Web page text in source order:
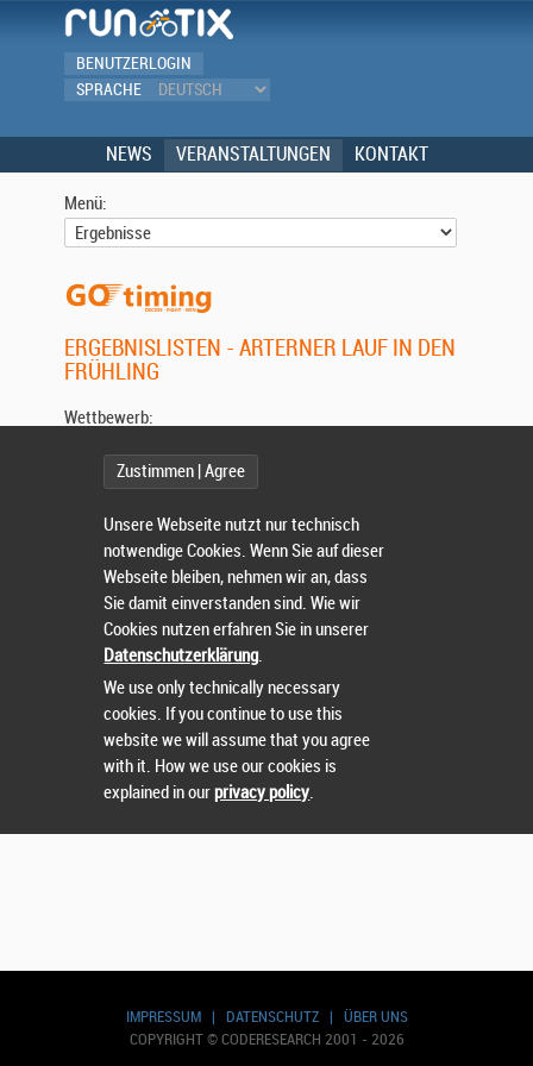
BENUTZERLOGIN
SPRACHE
NEWS VERANSTALTUNGEN KONTAKT
Menü:
ERGEBNISLISTEN - ARTERNER LAUF IN DEN
FRÜHLING
IMPRESSUM| DATENSCHUTZ| ÜBER UNS
COPYRIGHT © CODERESEARCH 2001 - 2026
Wettbewerb:
Wählen Sie einen Wettbewerb.
Zustimmen | Agree
Unsere Webseite nutzt nur technisch
notwendige Cookies. Wenn Sie auf dieser
Webseite bleiben, nehmen wir an, dass
Sie damit einverstanden sind. Wie wir
Cookies nutzen erfahren Sie in unserer
Datenschutzerklärung.
We use only technically necessary
cookies. If you continue to use this
website we will assume that you agree
with it. How we use our cookies is
explained in ourprivacy policy.